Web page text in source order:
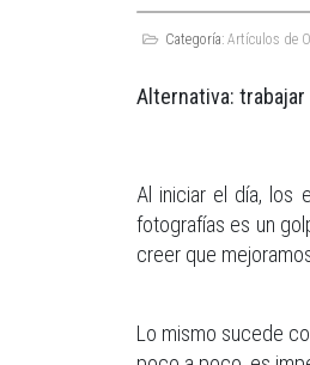
Categoría: Artículos de
Alternativa:
Al iniciar el día, los
fotografías es un
creer que
Lo mismo sucede